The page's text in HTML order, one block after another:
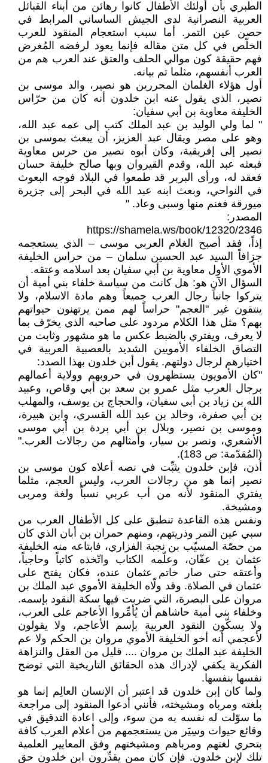
الطبري بأن أولئك الأطفال كانوا رهائن من أبناء القبائل
العربية النصرانية لدى الجيش الساساني المرابط في
حصن عين التمر. أما سبب استعجام المنقود للعرب
الخلّص في كل متن مقاله فإنما يعود لرفضه المُغرض
فهم حقيقة كون موالي الحلف والعتق عند العرب هم من
العرب أنفسهم، مثلما تم بيانه.
أول هؤلاء الغلمان المحررين هو نصير، والد موسى بن
نصير، الذي يقول عنه ابن خلدون أنه كان من حرّاس
الخليفة معاوية بن أبي سفيان:
" لما ولي الوليد بن عبد الملك كتب إلى عمه عبد الله،
وهو على مصر ويقال عبد العزيز، أن يبعث بموسى بن
نصير إلى إفريقية، وكان أبوه نصير من حرس معاوية
فبعثه عبد الله، وقدم القيروان وبها صالح خليفة حسان
فعقد له، ورأى البربر قد طمعوا في البلاد فوجه البعوث
في النواحي، وبعث ابنه عبد الله في البحر إلى جزيرة
ميورقة فغنم منها وسبى وعاد. "
المصدر:
https://shamela.ws/book/12320/2346
إذاً، فقد أصبح الغلام العربي موسى – الذي يستعجمه
جزافاً السيد عبد الحسين سلمان – من حراس الخليفة
الأموي الأول معاوية بن أبي سفيان بعد اسلامه وعتقه.
السؤال الآن هو: هل كانت من سياسة خلفاء بني أمية أن
يتركوا جانباً رجال العرب جميعاً وهم مادة الاسلام، ولا
ينتقون غير "العجم" حراساً لهم ممن يرتهنون حيواتهم
بهم؟ مثل هذا الكلام مردود على صاحبه الذي يخرّف بما
لا يعرف، ويفتري بالضبط عكس ما هو مشهور وثابت من
التصاق الخلفاء الأمويين الشديد بالعصبية العربية في
اختيارهم لرجال دولتهم. يقول أبن خلدون بهذا الصدد:
"كان الأمويون يستظهرون في حروبهم وولاية أعمالهم
برجال العرب مثل عمرو بن سعد بن أبي وقاص، وعبيد
الله بن زياد بن أبي سفيان، والحجاج بن يوسف، والمهلب
بن أبي صفرة، وخالد بن عبد الله القسري، وابن هبيرة،
وموسى بن نصير، وبلال بن أبي بردة بن أبي موسى
الأشعري، ونصر بن سيار، وأمثالهم من رجالات العرب."
(المُقدّمة: ص 183).
أذن، فإبن خلدون يثبِّت في نصه أعلاه كون موسى بن
نصير إنما هو من رجالات العرب، وليس العجم، مثلما
يفتري المنقود لأنه من أب عربي نسباً ولغة ومربى
ومشيخة.
ونفس هذه القاعدة تنطبق على كل الأطفال العرب من
سبي عين التمر وذريتهم، ومنهم حمران بن أبان الذي كان
من حصّة المسيّب بن نجبة الفزاري، فابتاعه منه الخليفة
عثمان بن عفّان، وعلّمه الكتاب واتّخذه كاتباً وحاجباً،
وأعتقه حتى صار خاتم عثمان عنده، فكان يفتح على
عثمان في الصلاة. وقد ولّاه الخليفة الأموي عبد الملك بن
مروان على البصرة، التي ضربت فيها سكة النقود بإسمه.
وخلفاء بني أمية حاشاهم أن يُأمِّروا الأعاجم على العرب،
ولا يسكّون النقود العربية بإسم الأعاجم، ولا يقولون
لأعجمي أنه أخو الخليفة الأموي مروان بن الحكم ولا عم
الخليفة عبد الملك بن مروان .... قليل من العقل والنزاهة
الفكرية يكفي لإدراك هذه الحقائق التاريخية التي توضح
نفسها بنفسها.
ولما كان إبن خلدون قد اعتبر أن الإنسان العالِم إنما هو
بلغته ومرباه ومشيخته، فأنني أدعوا المنقود إلى مراجعة
ما سوّلت له نفسه به من سوء، وإلى اعادة التدقيق في
وقائع حيوات وسِيَر من يستعجمهم من أعلام العرب كافة
بتحري لغتهم ومرباهم ومشيختهم وفق المعايير العلمية
تلك لإبن خلدون. فإن كان ممن يقدِّرون ابن خلدون حق